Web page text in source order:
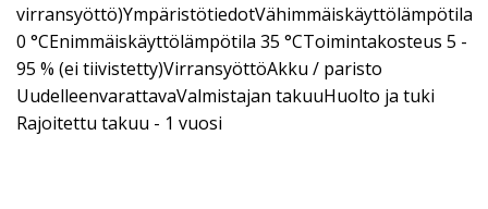
virransyöttö)YmpäristötiedotVähimmäiskäyttölämpötila
0 °CEnimmäiskäyttölämpötila 35 °CToimintakosteus 5 -
95 % (ei tiivistetty)VirransyöttöAkku / paristo
UudelleenvarattavaValmistajan takuuHuolto ja tuki
Rajoitettu takuu - 1 vuosi